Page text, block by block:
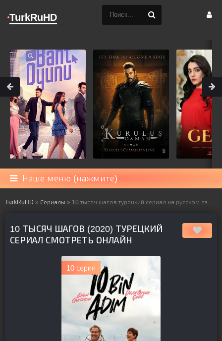
Наше меню (нажмите)
TurkRuHD » Сериалы » 10 тысяч шагов турецкий сериал на русском языке все серии смотреть онлайн бесплатно подряд
10 ТЫСЯЧ ШАГОВ (2020) ТУРЕЦКИЙ
СЕРИАЛ СМОТРЕТЬ ОНЛАЙН
10 серия
TurkRuHD